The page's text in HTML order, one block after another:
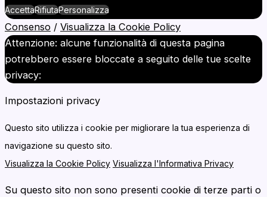
AccettaRifiutaPersonalizza
Consenso / Visualizza la Cookie Policy
Attenzione: alcune funzionalità di questa pagina
potrebbero essere bloccate a seguito delle tue scelte
privacy:
Impostazioni privacy
Questo sito utilizza i cookie per migliorare la tua esperienza di
navigazione su questo sito.
Visualizza la Cookie Policy Visualizza l'Informativa Privacy
Su questo sito non sono presenti cookie di terze parti o